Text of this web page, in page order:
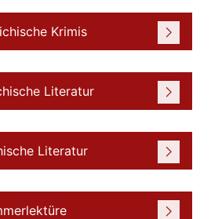
Krimis
Literatur
Literatur